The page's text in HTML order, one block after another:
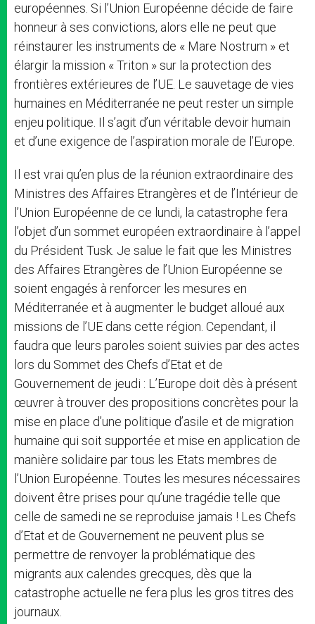
européennes. Si l’Union Européenne décide de faire
honneur à ses convictions, alors elle ne peut que
réinstaurer les instruments de « Mare Nostrum » et
élargir la mission « Triton » sur la protection des
frontières extérieures de l’UE. Le sauvetage de vies
humaines en Méditerranée ne peut rester un simple
enjeu politique. Il s’agit d’un véritable devoir humain
et d’une exigence de l’aspiration morale de l’Europe.
Il est vrai qu’en plus de la réunion extraordinaire des
Ministres des Affaires Etrangères et de l’Intérieur de
l’Union Européenne de ce lundi, la catastrophe fera
l’objet d’un sommet européen extraordinaire à l’appel
du Président Tusk. Je salue le fait que les Ministres
des Affaires Etrangères de l’Union Européenne se
soient engagés à renforcer les mesures en
Méditerranée et à augmenter le budget alloué aux
missions de l’UE dans cette région. Cependant, il
faudra que leurs paroles soient suivies par des actes
lors du Sommet des Chefs d’Etat et de
Gouvernement de jeudi : L’Europe doit dès à présent
œuvrer à trouver des propositions concrètes pour la
mise en place d’une politique d’asile et de migration
humaine qui soit supportée et mise en application de
manière solidaire par tous les Etats membres de
l’Union Européenne. Toutes les mesures nécessaires
doivent être prises pour qu’une tragédie telle que
celle de samedi ne se reproduise jamais ! Les Chefs
d’Etat et de Gouvernement ne peuvent plus se
permettre de renvoyer la problématique des
migrants aux calendes grecques, dès que la
catastrophe actuelle ne fera plus les gros titres des
journaux.